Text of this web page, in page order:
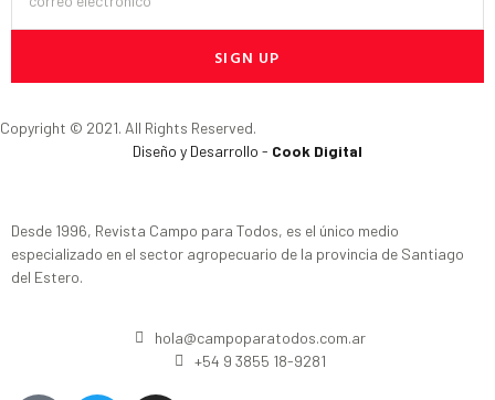
SIGN UP
Copyright © 2021. All Rights Reserved.
Diseño y Desarrollo - Cook Digital
Desde 1996, Revista Campo para Todos, es el único medio
especializado en el sector agropecuario de la provincia de Santiago
del Estero.
hola@campoparatodos.com.ar
+54 9 3855 18-9281